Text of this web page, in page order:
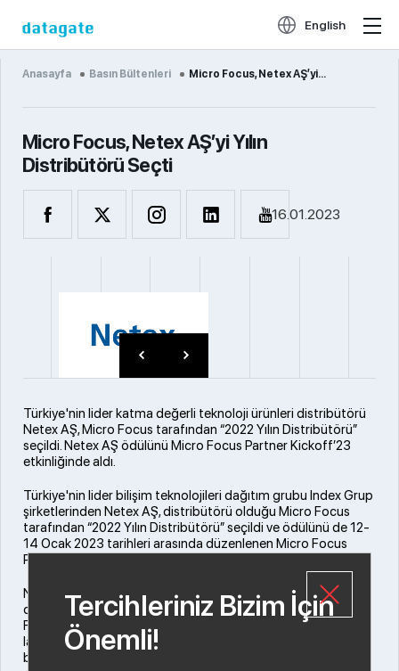
English
Anasayfa Basın Bültenleri Micro Focus, Netex AŞ’yi...
Micro Focus, Netex AŞ’yi Yılın
Distribütörü Seçti
16.01.2023
Türkiye'nin lider katma değerli teknoloji ürünleri distribütörü
Netex AŞ, Micro Focus tarafından “2022 Yılın Distribütörü”
seçildi. Netex AŞ ödülünü Micro Focus Partner Kickoff’23
etkinliğinde aldı.
Türkiye'nin lider bilişim teknolojileri dağıtım grubu Index Grup
şirketlerinden Netex AŞ, distribütörü olduğu Micro Focus
tarafından “2022 Yılın Distribütörü” seçildi ve ödülünü de 12-
14 Ocak 2023 tarihleri arasında düzenlenen Micro Focus
Partner Kickoff’23 etkinliğinde aldı.
Netex AŞ Genel Müdürü Erhan Doğan, “2023’e
distribütörlüğünü yaptığımız değerli üreticilerimizden Micro
Focus ile ‘Merhaba’ demekten ve Yılın Distribütörü ödülüne
layık görülmekten mutluluk duyuyoruz. IT otomasyon ve
büyük veri analitiği de dahil olmak üzere kurumların ihtiyaç
Tercihleriniz Bizim İçin
Önemli!